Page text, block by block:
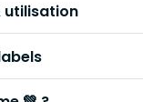
utilisation